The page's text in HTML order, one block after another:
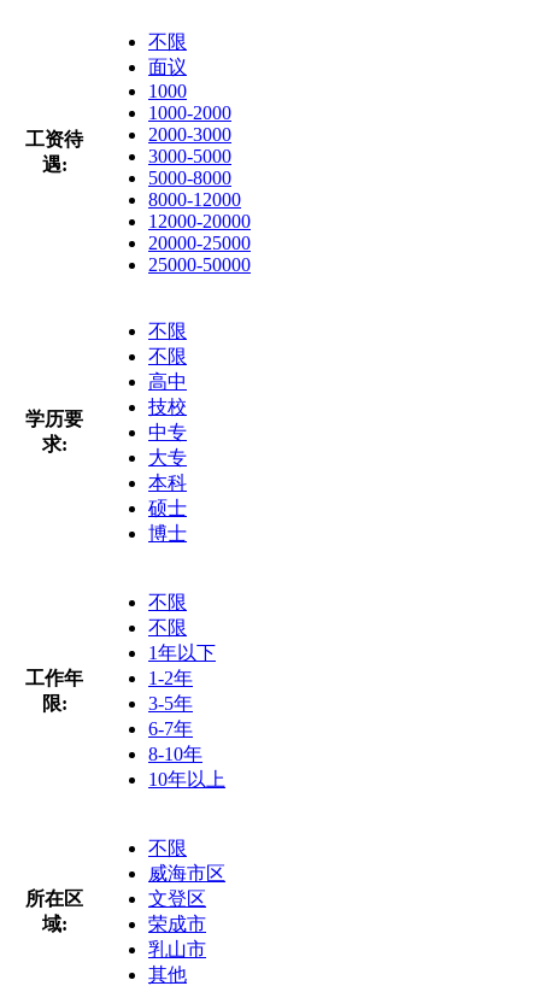
工资待
遇:
不限
面议
1000
1000-2000
2000-3000
3000-5000
5000-8000
8000-12000
12000-20000
20000-25000
25000-50000
学历要
求:
不限
不限
高中
技校
中专
大专
本科
硕士
博士
工作年
限:
不限
不限
1年以下
1-2年
3-5年
6-7年
8-10年
10年以上
所在区
域:
不限
威海市区
文登区
荣成市
乳山市
其他